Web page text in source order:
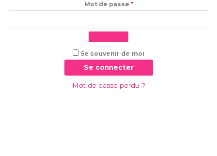
Mot de passe *
Se souvenir de moi
Se connecter
Mot de passe perdu ?